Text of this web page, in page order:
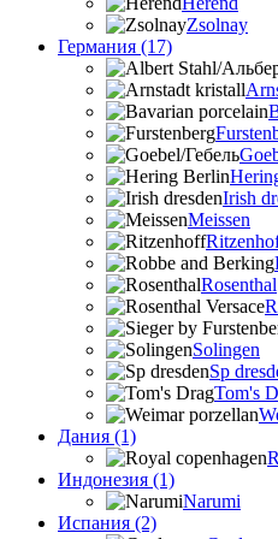
Zsolnay
Германия (17)
Irish
Meissen
Rosenthal
Solingen
Sp
Tom's
Дания (1)
Индонезия (1)
Narumi
Испания (2)